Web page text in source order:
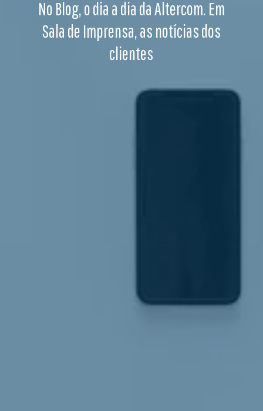
No Blog, o dia a dia da Altercom. Em
Sala de Imprensa, as notícias dos
clientes